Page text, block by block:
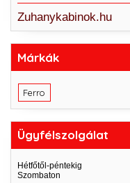
Zuhanykabinok.hu
Márkák
Ferro
Ügyfélszolgálat
Hétfőtől-péntekig
Szombaton